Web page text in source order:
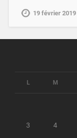
19 février 2019
L M
3 4